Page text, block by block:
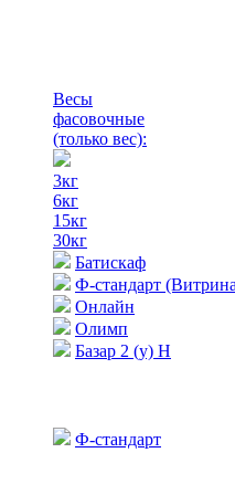
Весы
фасовочные
(только вес):
3кг
6кг
15кг
30кг
Батискаф
Ф-стандарт
Онлайн
Олимп
Базар 2 (у) Н
Ф-стандарт